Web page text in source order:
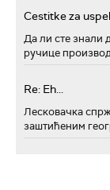
Cestitke za
Да ли сте знали
ручице
Re: Eh...
Лесковачка
заштићеним